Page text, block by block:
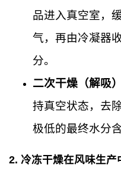
品进入真空室，
气，再由冷凝器
分。
二次干燥（解吸）
持真空状态，去
极低的最终水分含
2. 冷冻干燥在风味生产